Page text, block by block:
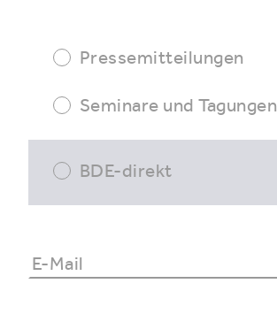
Pressemitteilungen
Seminare und Tagungen
BDE-direkt